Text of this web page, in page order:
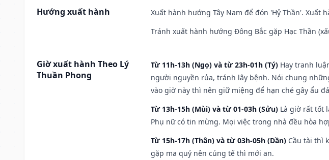
Hướng xuất hành
Xuất hành hướng Tây Nam để đón 'Hỷ Thần'. Xuất
Tránh xuất hành hướng Đông Bắc gặp Hạc Thần
Giờ xuất hành Theo Lý
Thuần Phong
Từ 11h-13h (Ngọ) và từ 23h-01h (Tý) Hay tranh
người nguyền rủa, tránh lây bệnh. Nói chung
vào giờ này thì nên giữ miệng để hạn ché gây ẩu
Từ 13h-15h (Mùi) và từ 01-03h (Sửu) Là giờ rất tốt
Phụ nữ có tin mừng. Mọi việc trong nhà đều hòa
Từ 15h-17h (Thân) và từ 03h-05h (Dần) Cầu tài thì
gặp ma quỷ nên cúng tế thì mới an.